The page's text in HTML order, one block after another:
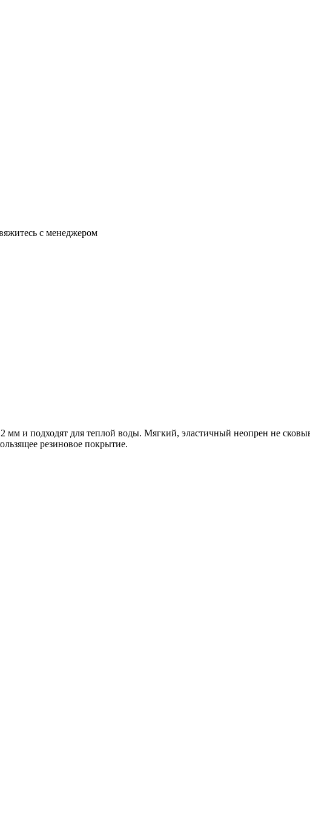
с менеджером
и подходят для теплой воды. Мягкий, эластичный неопрен не
резиновое покрытие.